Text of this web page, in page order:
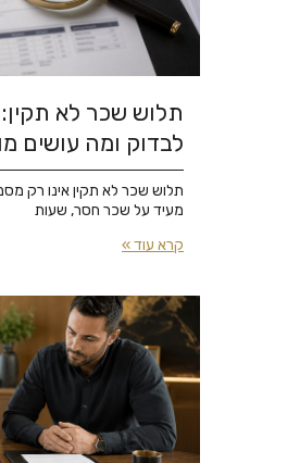
תלוש שכר לא תקין:
לבדוק ומה עושים
תלוש שכר לא תקין אינו רק
מעיד על שכר חסר, שעות
קרא עוד »